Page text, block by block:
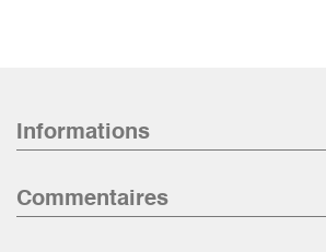
Informations
Commentaires